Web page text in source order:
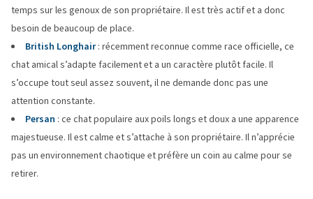
temps sur les genoux de son propriétaire. Il est très actif et a donc
besoin de beaucoup de place.
British Longhair: récemment reconnue comme race officielle, ce
chat amical s’adapte facilement et a un caractère plutôt facile. Il
s’occupe tout seul assez souvent, il ne demande donc pas une
attention constante.
Persan : ce chat populaire aux poils longs et doux a une apparence
majestueuse. Il est calme et s’attache à son propriétaire. Il n’apprécie
pas un environnement chaotique et préfère un coin au calme pour se
retirer.